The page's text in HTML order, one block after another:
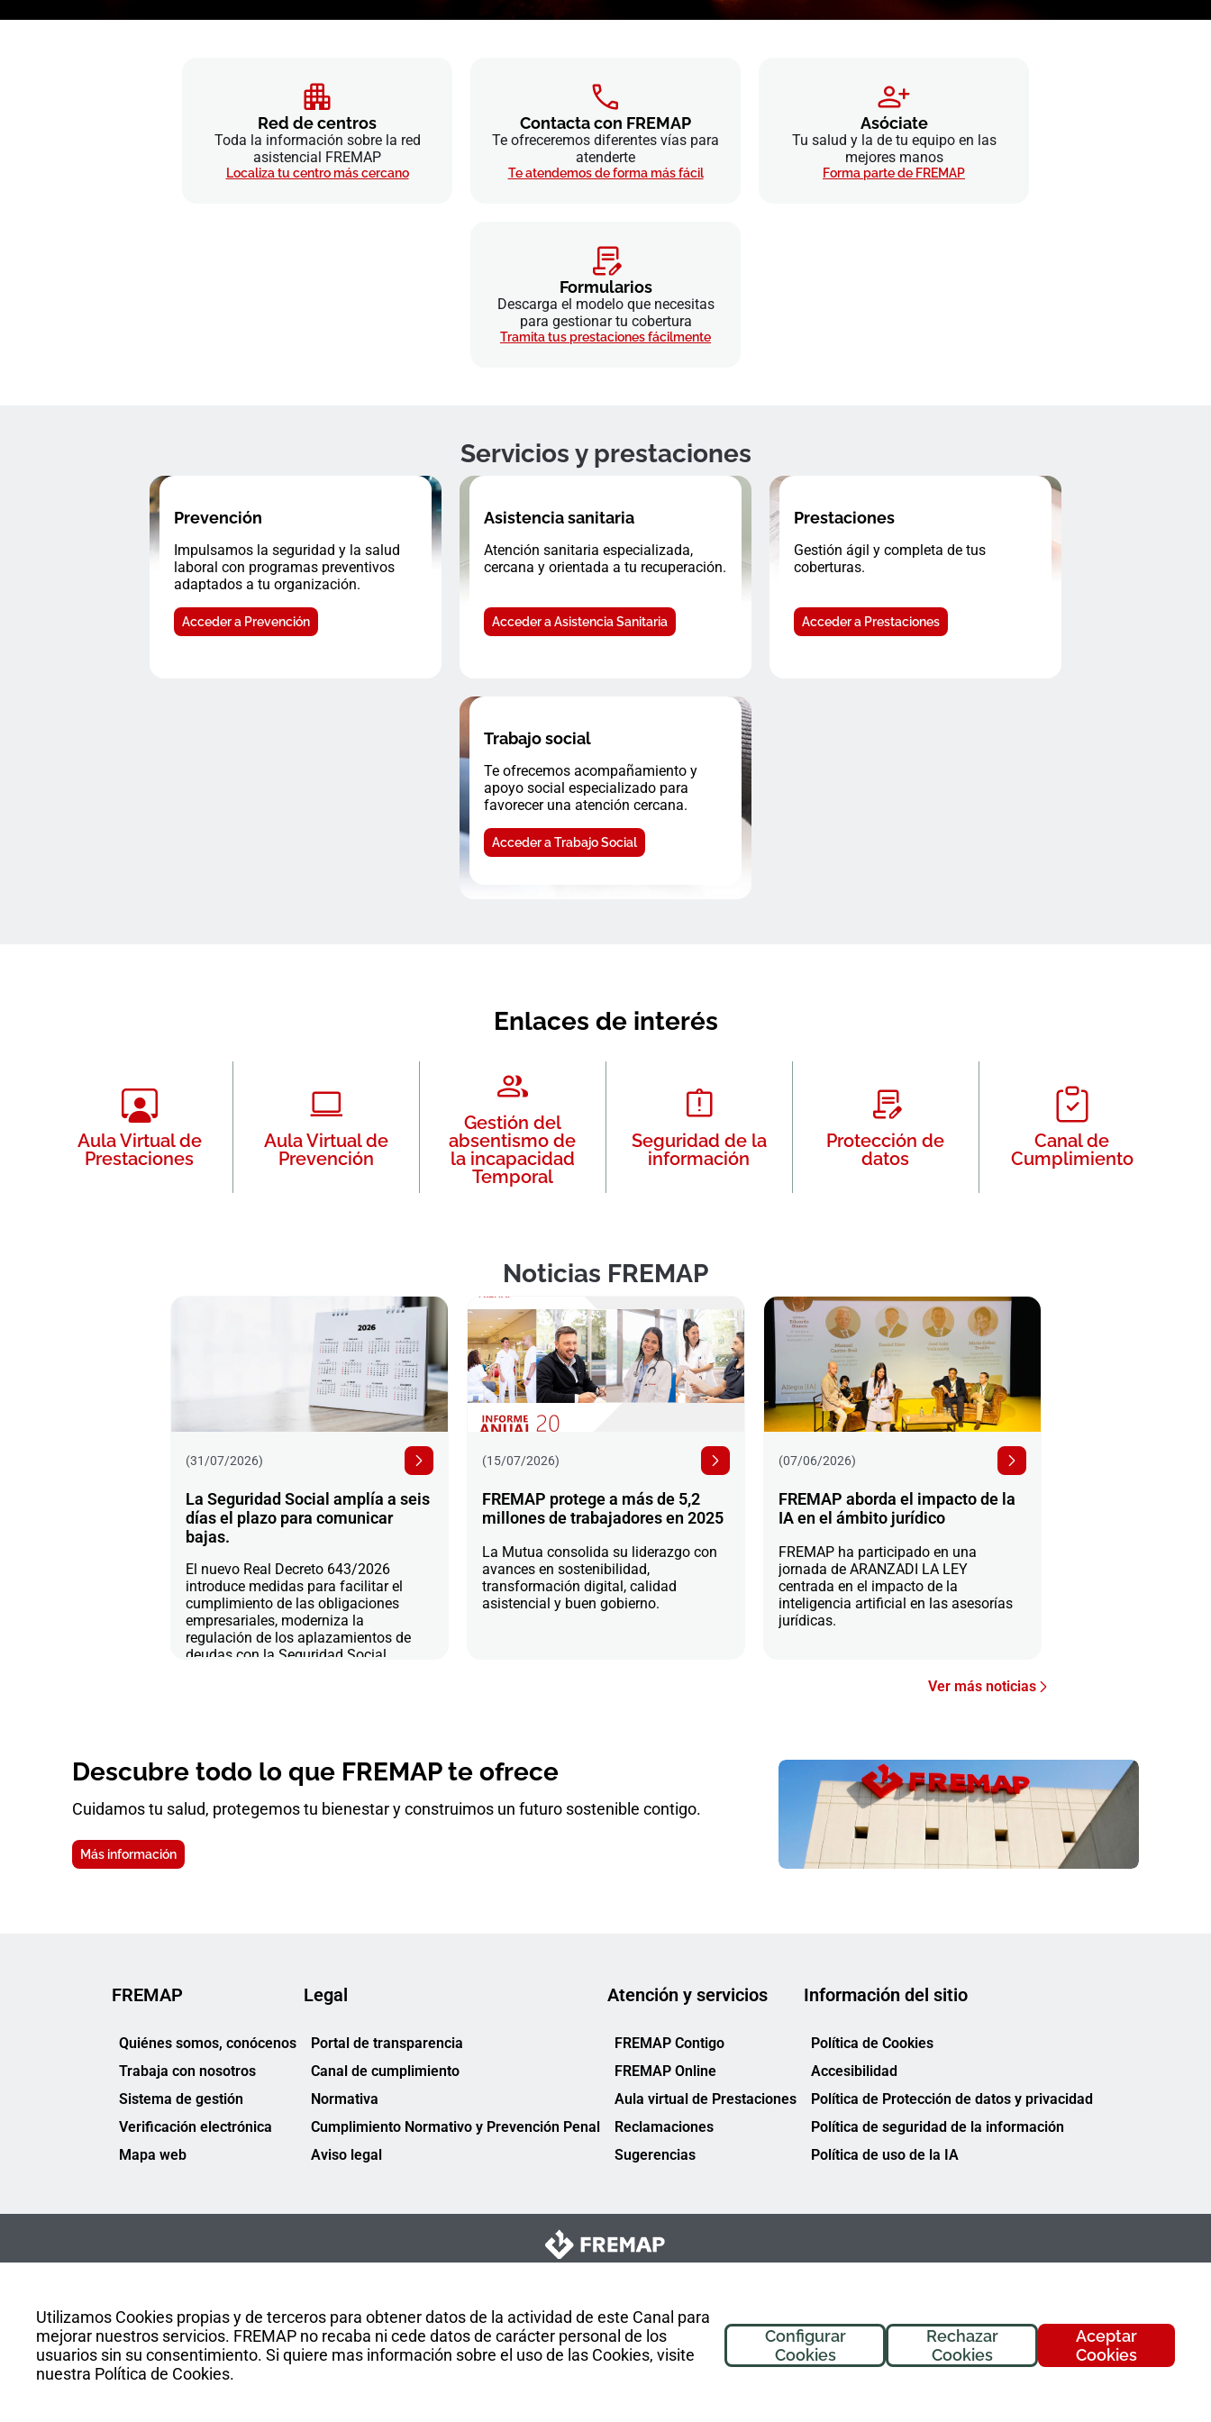
Utilizamos Cookies propias y de terceros para obtener datos de la actividad de este Canal para
mejorar nuestros servicios. FREMAP no recaba ni cede datos de carácter personal de los
usuarios sin su consentimiento. Si quiere mas información sobre el uso de las Cookies, visite
nuestra Política de Cookies.
Aceptar
Cookies
Rechazar
Cookies
Configurar
Cookies
Red de centros
Toda la información sobre la red
asistencial FREMAP
Localiza tu centro más cercano
Contacta con FREMAP
Te ofreceremos diferentes vías para
atenderte
Te atendemos de forma más fácil
Asóciate
Tu salud y la de tu equipo en las
mejores manos
Forma parte de FREMAP
Formularios
Descarga el modelo que necesitas
para gestionar tu cobertura
Tramita tus prestaciones fácilmente
Servicios y prestaciones
Prevención
Impulsamos la seguridad y la salud
laboral con programas preventivos
adaptados a tu organización.
Acceder a Prevención
Asistencia sanitaria
Atención sanitaria especializada,
cercana y orientada a tu recuperación.
Acceder a Asistencia Sanitaria
Prestaciones
Gestión ágil y completa de tus
coberturas.
Acceder a Prestaciones
Trabajo social
Te ofrecemos acompañamiento y
apoyo social especializado para
favorecer una atención cercana.
Acceder a Trabajo Social
Enlaces de interés
Aula Virtual de
Prestaciones
Aula Virtual de
Prevención
Gestión del
absentismo de
la incapacidad
Temporal
Seguridad de la
información
Protección de
datos
Canal de
Cumplimiento
Noticias FREMAP
(31/07/2026)
La Seguridad Social amplía a seis
días el plazo para comunicar
bajas.
El nuevo Real Decreto 643/2026
introduce medidas para facilitar el
cumplimiento de las obligaciones
empresariales, moderniza la
regulación de los aplazamientos de
deudas con la Seguridad Social
(15/07/2026)
FREMAP protege a más de 5,2
millones de trabajadores en 2025
La Mutua consolida su liderazgo con
avances en sostenibilidad,
transformación digital, calidad
asistencial y buen gobierno.
(07/06/2026)
FREMAP aborda el impacto de la
IA en el ámbito jurídico
FREMAP ha participado en una
jornada de ARANZADI LA LEY
centrada en el impacto de la
inteligencia artificial en las asesorías
jurídicas.
Ver más noticias
Descubre todo lo que FREMAP te ofrece
Cuidamos tu salud, protegemos tu bienestar y construimos un futuro sostenible contigo.
Más información
¡Hola! Soy
, tu asistente de
FREMAP. ¿En qué puedo ayudarte
hoy?
FREMAP
Quiénes somos, conócenos
Trabaja con nosotros
Sistema de gestión
Verificación electrónica
Mapa web
Legal
Portal de transparencia
Canal de cumplimiento
Normativa
Cumplimiento Normativo y Prevención Penal
Aviso legal
Atención y servicios
FREMAP Contigo
FREMAP Online
Aula virtual de Prestaciones
Reclamaciones
Sugerencias
Información del sitio
Política de Cookies
Accesibilidad
Política de Protección de datos y privacidad
Política de seguridad de la información
Política de uso de la IA